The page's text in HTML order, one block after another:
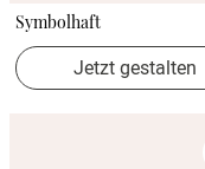
Symbolhaft
Jetzt gestalten